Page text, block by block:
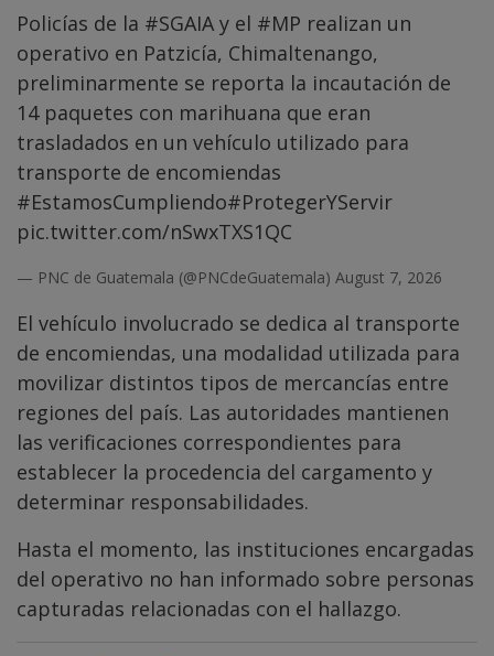
Policías de la #SGAIA y el #MP realizan un
operativo en Patzicía, Chimaltenango,
preliminarmente se reporta la incautación de
14 paquetes con marihuana que eran
trasladados en un vehículo utilizado para
transporte de encomiendas
#EstamosCumpliendo#ProtegerYServir
pic.twitter.com/nSwxTXS1QC
— PNC de Guatemala (@PNCdeGuatemala) August 7, 2026
El vehículo involucrado se dedica al transporte
de encomiendas, una modalidad utilizada para
movilizar distintos tipos de mercancías entre
regiones del país. Las autoridades mantienen
las verificaciones correspondientes para
establecer la procedencia del cargamento y
determinar responsabilidades.
Hasta el momento, las instituciones encargadas
del operativo no han informado sobre personas
capturadas relacionadas con el hallazgo.